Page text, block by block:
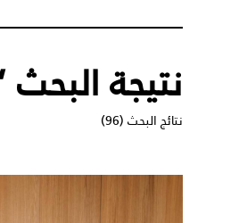
نتيجة البحث
نتائج البحث (96)